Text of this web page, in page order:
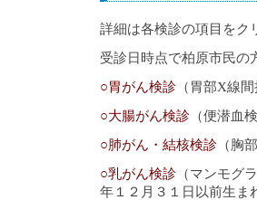
詳細は各検診の項目をク
受診日時点で柏原市民の
○胃がん検診 （胃部X線
○大腸がん検診 （便潜血
○肺がん・結核検診 （胸
○乳がん検診 （マンモグ
年１２月３１日以前生ま